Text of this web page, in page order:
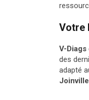
Votre
V-Diags
des
adapté